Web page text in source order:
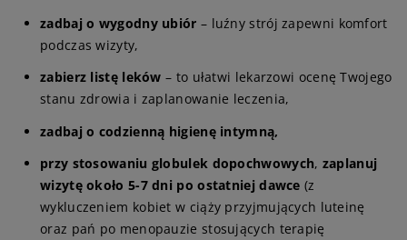
zadbaj o wygodny ubiór – luźny strój zapewni komfort
podczas wizyty,
zabierz listę leków – to ułatwi lekarzowi ocenę Twojego
stanu zdrowia i zaplanowanie leczenia,
zadbaj o codzienną higienę intymną,
przy stosowaniu globulek dopochwowych, zaplanuj
wizytę około 5-7 dni po ostatniej dawce (z
wykluczeniem kobiet w ciąży przyjmujących luteinę
oraz pań po menopauzie stosujących terapię